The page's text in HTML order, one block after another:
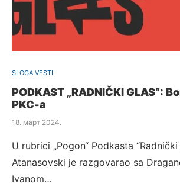
SLOGA VESTI
PODKAST „RADNIČKI GLAS“:
PKC-a
18. март 2024.
U rubrici „Pogon“ Podkasta
Atanasovski je razgovarao sa
Ivanom…